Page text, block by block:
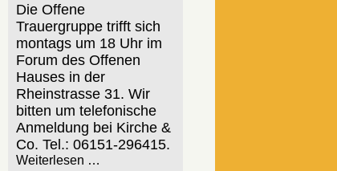
Die Offene
Trauergruppe trifft sich
montags um 18 Uhr im
Forum des Offenen
Hauses in der
Rheinstrasse 31. Wir
bitten um telefonische
Anmeldung bei Kirche &
Co. Tel.: 06151-296415.
Weiterlesen …